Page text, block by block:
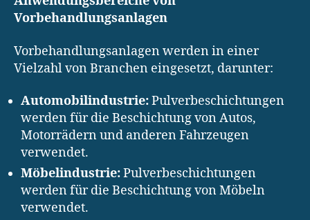
Vorbehandlungsanlagen
Vorbehandlungsanlagen werden in einer
Vielzahl von Branchen eingesetzt, darunter:
Automobilindustrie:Pulverbeschichtungen
werden für die Beschichtung von Autos,
Motorrädern und anderen Fahrzeugen
verwendet.
Möbelindustrie:Pulverbeschichtungen
werden für die Beschichtung von Möbeln
verwendet.